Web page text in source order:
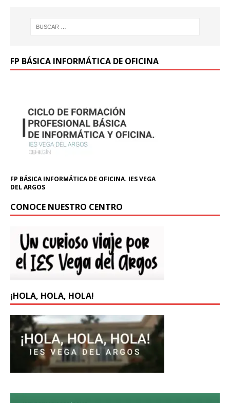
FP BÁSICA INFORMÁTICA DE OFICINA
FP BÁSICA INFORMÁTICA DE OFICINA. IES VEGA
DEL ARGOS
CONOCE NUESTRO CENTRO
¡HOLA, HOLA, HOLA!